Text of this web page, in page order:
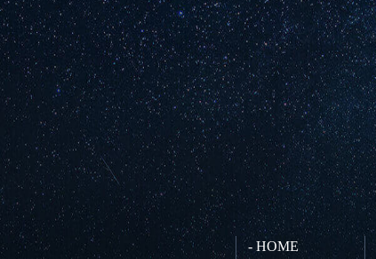
- HOME